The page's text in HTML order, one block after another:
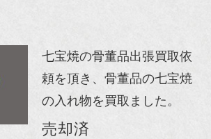
七宝焼の骨董品出張買取依
頼を頂き、骨董品の七宝焼
の入れ物を買取ました。
売却済